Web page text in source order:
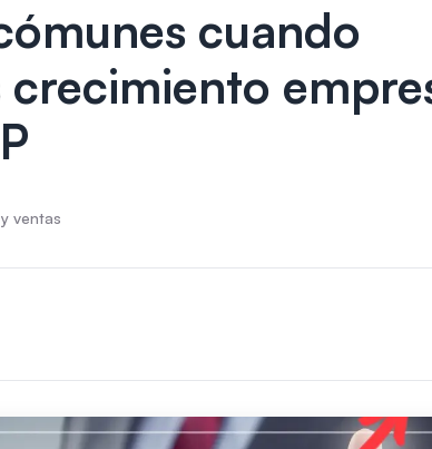
cuando
crecimiento
ventas